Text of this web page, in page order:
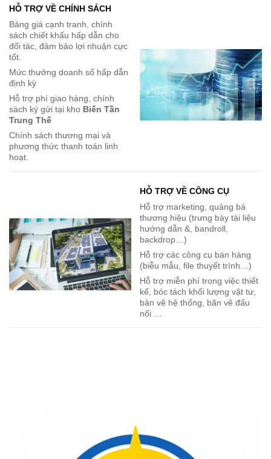
HỖ TRỢ VỀ CHÍNH SÁCH
Bảng giá cạnh tranh, chính
sách chiết khấu hấp dẫn cho
đối tác, đảm bảo lợi nhuận cực
tốt.
Mức thưởng doanh số hấp dẫn
định kỳ
Hỗ trợ phí giao hàng, chính
sách ký gửi tại kho Biến Tần
Trung Thế
Chính sách thương mại và
phương thức thanh toán linh
hoạt.
HỖ TRỢ VỀ CÔNG CỤ
Hỗ trợ marketing, quảng bá
thương hiệu (trưng bày tài liệu
hướng dẫn &, bandroll,
backdrop…)
Hỗ trợ các công cụ bán hàng
(biễu mẫu, file thuyết trình…)
Hỗ trợ miễn phí trong việc thiết
kế, bóc tách khối lượng vật tư,
bản vẽ hệ thống, bãn vẽ đấu
nối …